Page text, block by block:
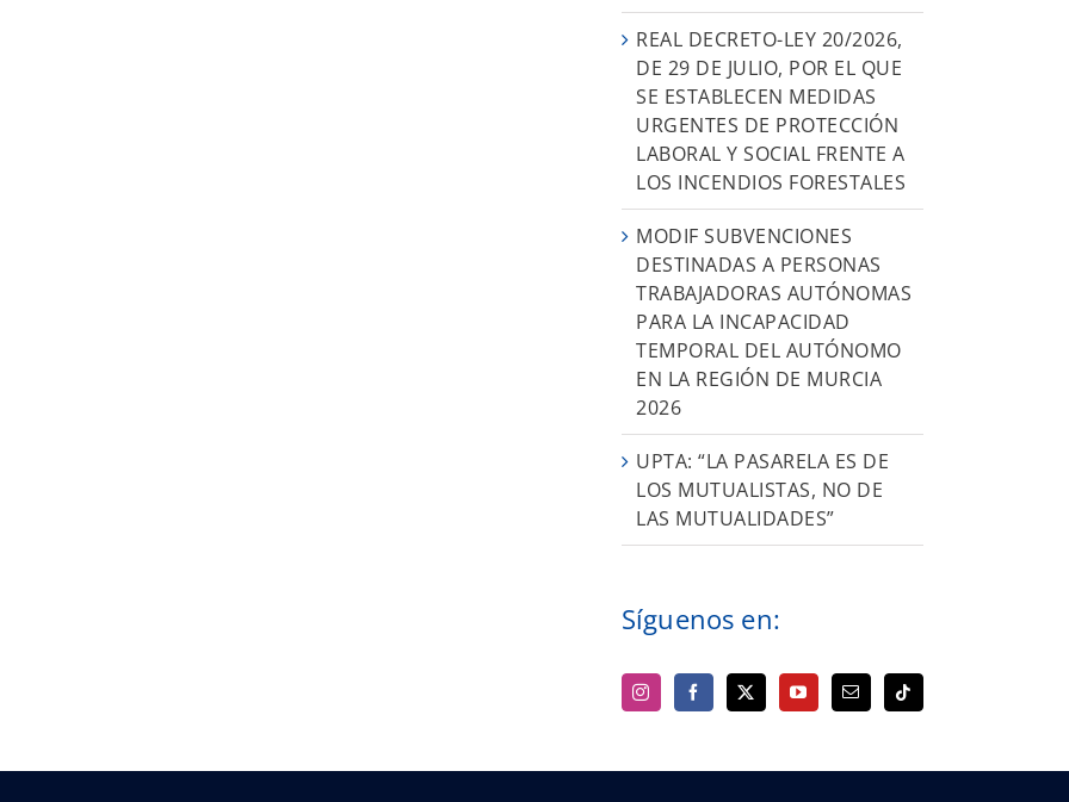
REAL DECRETO-LEY 20/2026,
DE 29 DE JULIO, POR EL QUE
SE ESTABLECEN MEDIDAS
URGENTES DE PROTECCIÓN
LABORAL Y SOCIAL FRENTE A
LOS INCENDIOS FORESTALES
MODIF SUBVENCIONES
DESTINADAS A PERSONAS
TRABAJADORAS AUTÓNOMAS
PARA LA INCAPACIDAD
TEMPORAL DEL AUTÓNOMO
EN LA REGIÓN DE MURCIA
2026
UPTA: “LA PASARELA ES DE
LOS MUTUALISTAS, NO DE
LAS MUTUALIDADES”
Síguenos en: